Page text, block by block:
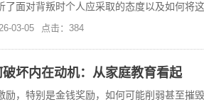
了面对背叛时个人应采取的态度以及如何将
03-05 点击：384
坏内在动机：从家庭教育看起
励，特别是金钱奖励，如何可能削弱甚至摧